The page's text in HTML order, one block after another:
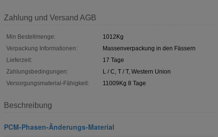
Zahlung und Versand AGB
Min Bestellmenge:
1012Kg
Verpackung Informationen:
Massenverpackung in den Fässern
Lieferzeit:
17 Tage
Zahlungsbedingungen:
L / C, T / T, Western Union
Versorgungsmaterial-Fähigkeit:
11009Kg 8 Tage
Beschreibung
PCM-Phasen-Änderungs-Material